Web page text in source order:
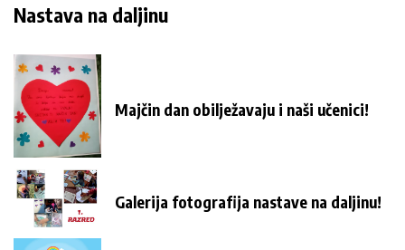
Nastava na daljinu
Majčin dan obilježavaju i naši učenici!
Galerija fotografija nastave na daljinu!